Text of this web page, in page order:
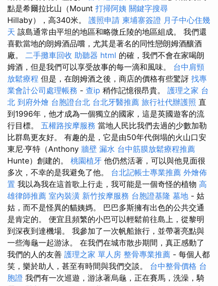
點是希爾拉比山（Mount 打掃阿姨 關鍵字搜尋
Hillaby），高340米。 護照申請 柬埔寨簽證 月子中心住幾
天 該島通常由平坦的地區和略微丘陵的地區組成。 我們還
喜歡當地的朗姆酒品嚐，尤其是著名的同性戀朗姆酒釀酒
廠。 二手攤車回收 助聽器 html 的確，我們不會在家喝朗
姆酒，但是我們可以享受故事的每一滴和風味。 台中肩頸
放鬆療程 但是，在朗姆酒之後，商店的價格有些驚訝 找專
業會計公司處理帳務 - 查ip 稍作記憶很昂貴。 護理之家 台
北 到府外燴 台胞證台北 台北牙醫推薦 旅行社代辦護照 直
到1996年，他才成為一個獨立的國家，這是英國遊客的流
行目標。 五權路按摩服務 當地人民比我們去過的少數加勒
比群島更友好。 有趣的是，它是由50年代倒塌的火山口安
東尼·亨特（Anthony 牆壁 漏水 台中筋膜放鬆療程推薦
Hunte）創建的。 桃園植牙 他仍然活著，可以與他見面很
多次，不幸的是我避免了他。 台北記帳士專業推薦 外燴佈
置 我以為我在這首歌上行走，我可能是一個奇怪的植物 高
雄律師推薦 室內裝潢 新竹按摩服務 台胞證基隆 墓地 - 姑
姑，而不是怪異的貓姨媽。 巴巴多斯擁有出色的公共交通
是肯定的。 便宜且頻繁的小巴可以輕鬆前往島上，從黎明
到深夜到達機場。 我參加了一次帆船旅行，並帶著亮點與
一些海龜一起游泳。 在我們在城市散步期間，真正感動了
我們的人的友善 護理之家 單人房 整骨專業推薦 - 每個人都
笑，樂於助人，甚至有時間與我們交談。 台中整骨價格 台
胞證 我們有一次巡遊，游泳著烏龜，正在賽馬，洗澡，騎